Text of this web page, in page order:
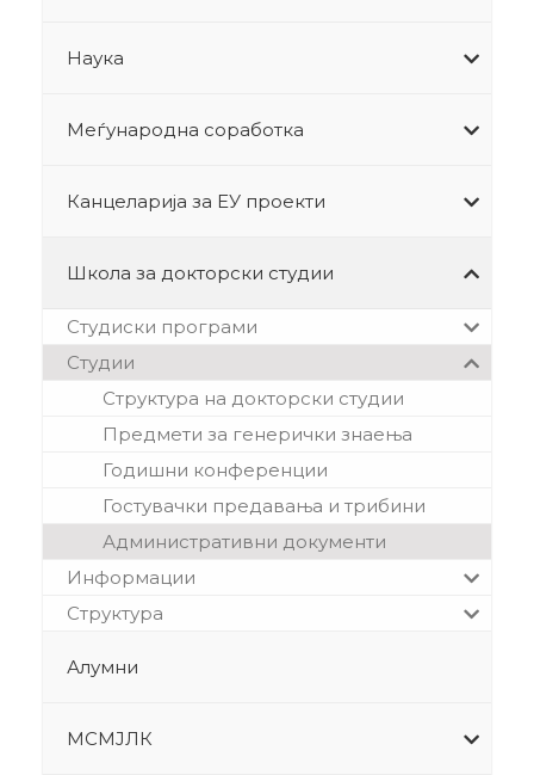
Наука
Меѓународна соработка
Канцеларија за ЕУ проекти
Школа за докторски студии
Студиски програми
Студии
Структура на докторски студии
Предмети за генерички знаења
Годишни конференции
Гостувачки предавања и трибини
Административни документи
Информации
Структура
Алумни
МСМЈЛК